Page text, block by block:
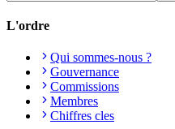
L'ordre
Qui sommes-nous ?
Gouvernance
Commissions
Membres
Chiffres cles